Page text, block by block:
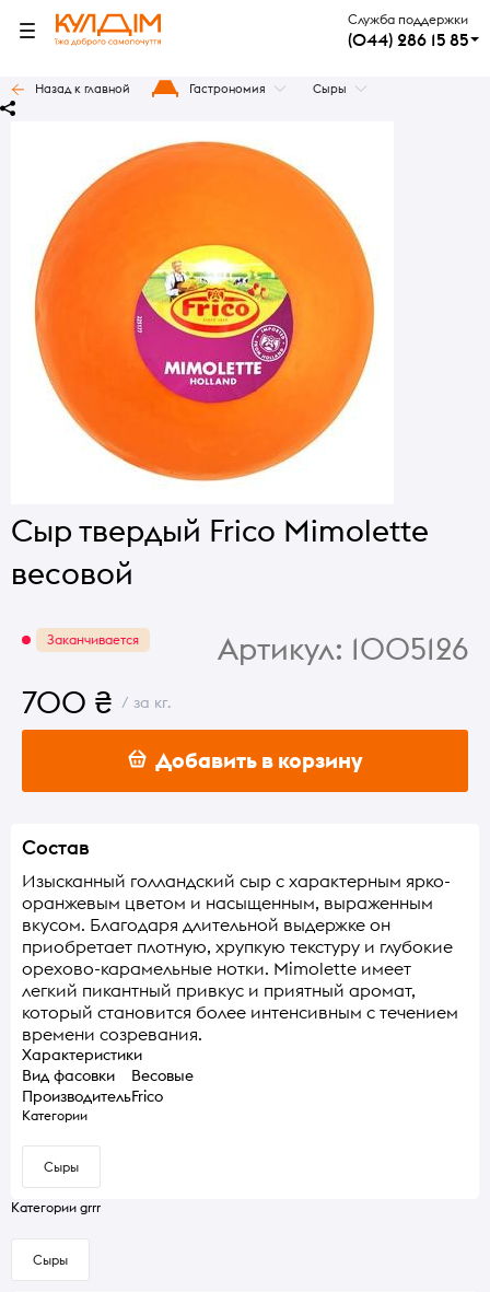
Служба поддержки
(044) 286 15 85
Назад к главной Гастрономия Сыры
Сыр твердый Frico Mimolette
весовой
Заканчивается Артикул: 1005126
700 ₴ / за кг.
Добавить в корзину
Состав
Изысканный голландский сыр с характерным ярко-
оранжевым цветом и насыщенным, выраженным
вкусом. Благодаря длительной выдержке он
приобретает плотную, хрупкую текстуру и глубокие
орехово-карамельные нотки. Mimolette имеет
легкий пикантный привкус и приятный аромат,
который становится более интенсивным с течением
времени созревания.
Характеристики
Вид фасовки
Весовые
ПроизводительFrico
Категории
Сыры
Категории grrr
Сыры